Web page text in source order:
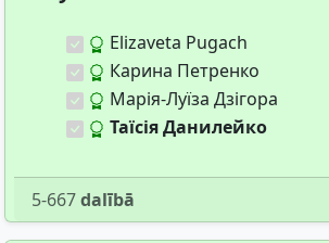
Elizaveta Pugach
Карина Петренко
Марія-Луїза Дзігора
Таїсія Данилейко
5-667dalībā